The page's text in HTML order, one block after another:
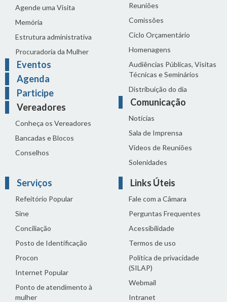
Agende uma Visita
Memória
Estrutura administrativa
Procuradoria da Mulher
Eventos
Agenda
Participe
Vereadores
Conheça os Vereadores
Bancadas e Blocos
Conselhos
Reuniões
Comissões
Ciclo Orçamentário
Homenagens
Audiências Públicas, Visitas
Técnicas e Seminários
Distribuição do dia
Comunicação
Notícias
Sala de Imprensa
Vídeos de Reuniões
Solenidades
Serviços
Refeitório Popular
Sine
Conciliação
Posto de Identificação
Procon
Internet Popular
Ponto de atendimento à
mulher
Links Úteis
Fale com a Câmara
Perguntas Frequentes
Acessibilidade
Termos de uso
Política de privacidade
(SILAP)
Webmail
Intranet